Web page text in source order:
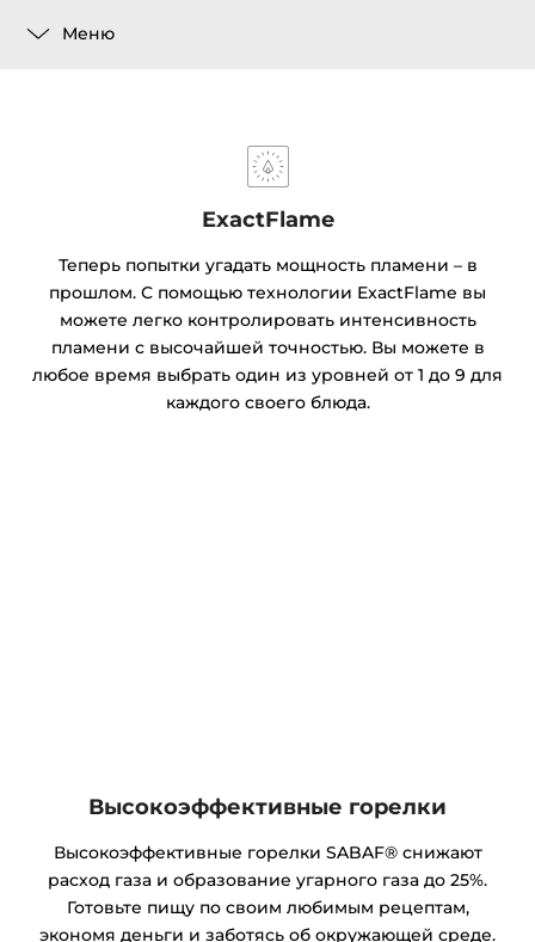
Меню
ExactFlame
Теперь попытки угадать мощность пламени – в
прошлом. С помощью технологии ExactFlame вы
можете легко контролировать интенсивность
пламени с высочайшей точностью. Вы можете в
любое время выбрать один из уровней от 1 до 9 для
каждого своего блюда.
Высокоэффективные горелки
Высокоэффективные горелки SABAF® снижают
расход газа и образование угарного газа до 25%.
Готовьте пищу по своим любимым рецептам,
экономя деньги и заботясь об окружающей среде.